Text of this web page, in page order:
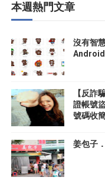
本週熱門文章
沒有智
【反詐
證帳號
號碼收
姜包子